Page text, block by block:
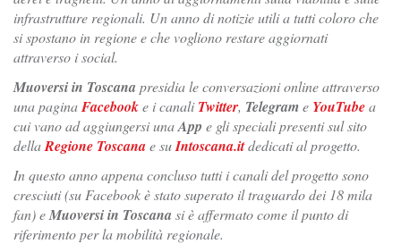
infrastrutture regionali. Un anno di notizie utili a tutti coloro che
si spostano in regione e che vogliono restare aggiornati
attraverso i social.
Muoversi in Toscana presidia le conversazioni online attraverso
una paginaFacebooke i canali Twitter, Telegrame YouTubea
cui vano ad aggiungersi unaApp e gli speciali presenti sul sito
dellaRegione Toscanae suIntoscana.itdedicati al progetto.
In questo anno appena concluso tutti i canali del progetto sono
cresciuti (su Facebook è stato superato il traguardo dei 18 mila
fan) eMuoversi in Toscana si è affermato come il punto di
riferimento per la mobilità regionale.